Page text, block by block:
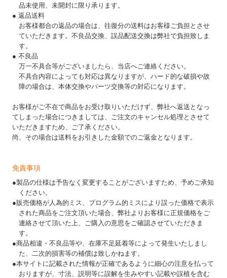
品未使用、未開封に限り承ります。
● 返品送料
お客様都合の返品の場合は、往復分の送料はお客様ご負担とさせ
ていただきます。不良品交換、誤品配送交換は弊社で負担致しま
す。
● 不良品
万一不具合等がございましたら、当店へご連絡ください。
不具合内容によっても対応は異なりますが、ハード的な破損や故
障の場合は、本体交換やパーツ交換等の対応になります。
お客様がご不在で商品をお受け取りいただけず、弊社へ返送となっ
てしまった場合につきましては、ご注文のキャンセル処理とさせて
いただきますため、ご了承ください。
尚、その場合は送料をお引きした金額でのご返金となります。
免責事項
●製品の仕様は予告なく変更することがございますため、予めご承知
ください。
●販売価格が人為的ミス、プログラム的ミスにより誤った価格で表示
された商品をご注文頂いた場合、弊社よりお客様に正規価格をご
連絡させて頂いた上、ご購入の意思をご確認させていただきま
す。
●商品相違・不良品等や、在庫不足延着等によって発生いたしまし
た、二次的損害等の補償は致しかねます。
●本サイトに記載された情報が正確であるように細心の注意を払って
おりますが、寸法、説明等に誤解を生みやすい記載や誤植を含む